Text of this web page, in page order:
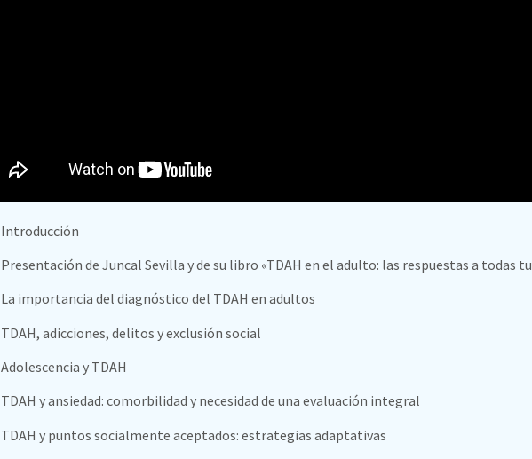
Introducción
Presentación de Juncal Sevilla y de su libro «TDAH en el adulto: las respuestas a todas
La importancia del diagnóstico del TDAH en adultos
TDAH, adicciones, delitos y exclusión social
Adolescencia y TDAH
TDAH y ansiedad: comorbilidad y necesidad de una evaluación integral
TDAH y puntos socialmente aceptados: estrategias adaptativas